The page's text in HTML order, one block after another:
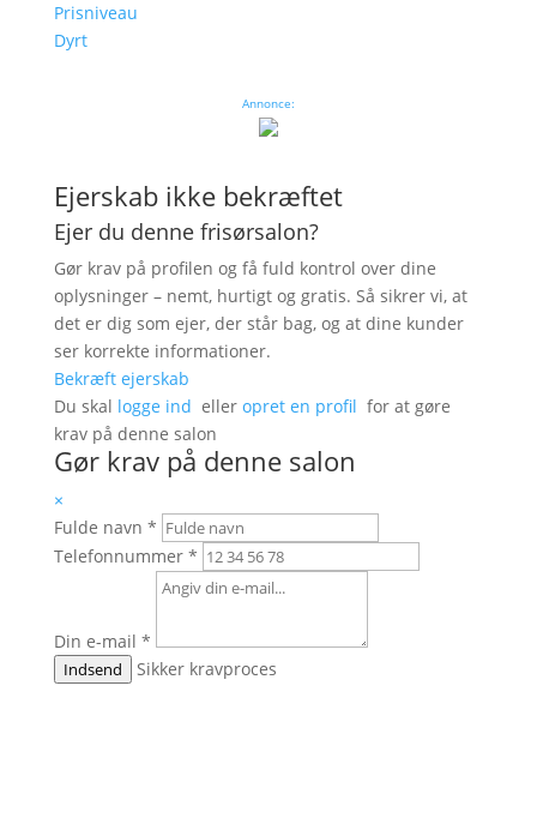
Prisniveau
Dyrt
Annonce:
Ejerskab ikke bekræftet
Ejer du denne frisørsalon?
Gør krav på profilen og få fuld kontrol over dine
oplysninger – nemt, hurtigt og gratis. Så sikrer vi, at
det er dig som ejer, der står bag, og at dine kunder
ser korrekte informationer.
Bekræft ejerskab
Du skal logge ind eller opret en profil for at gøre
krav på denne salon
Gør krav på denne salon
×
Fulde navn *
Telefonnummer *
Din e-mail *
Indsend Sikker kravproces